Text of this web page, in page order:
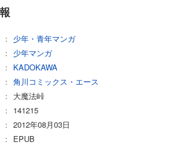
少年・青年マンガ
少年マンガ
KADOKAWA
角川コミックス・エース
大魔法峠
141215
2012年08月03日
EPUB